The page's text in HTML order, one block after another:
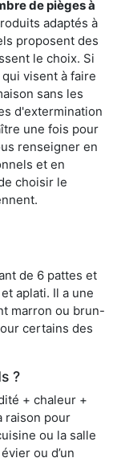
de pièges à
adaptés à
proposent des
le choix. Si
visent à faire
sans les
d'extermination
une fois pour
renseigner en
et en
choisir le
de 6 pattes et
aplati. Il a une
marron ou brun-
certains des
?
+ chaleur +
raison pour
ou la salle
ou d’un